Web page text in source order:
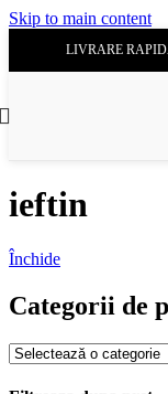
Skip to main content
LIVRARE
ieftin
Închide
Categorii de